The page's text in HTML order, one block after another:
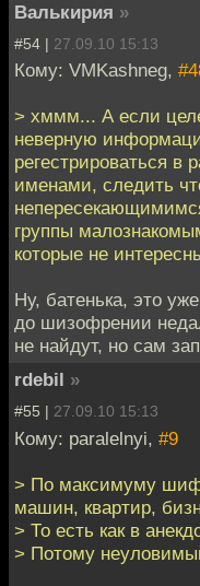
Валькирия »
#54 | 27.09.10 15:13
Кому: VMKashneg,
> хммм... А если
неверную
регестрироваться в
именами, следить
группы
которые не
Ну, батенька, это
до шизофрении
не найдут, но сам
rdebil »
#55 | 27.09.10 15:13
Кому: paralelnyi, #9
> По максимуму
машин, квартир,
> То есть как в
> Потому